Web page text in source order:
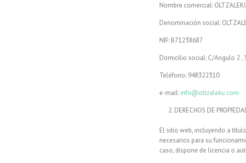
Nombre comercial:
Denominación social:
NIF: B71238687
Domicilio social: C/Angulo 2 ,
Teléfono: 948322310
e-mail: info@oltzaleku.com
DERECHOS DE
El sitio web, incluyendo a
necesarios para su
caso, dispone de licencia o